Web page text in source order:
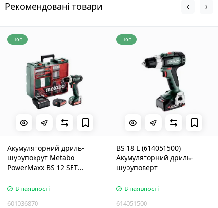
Рекомендовані товари
Топ
Акумуляторний дриль-
шурупокрут Metabo
PowerMaxx BS 12 SET
В наявності
601036870
Топ
BS 18 L (614051500)
Акумуляторний дриль-
шуруповерт
В наявності
614051500